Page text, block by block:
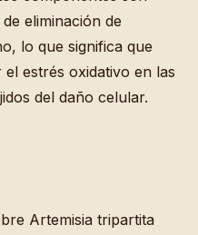
eliminación de
lo que significa que
estrés oxidativo en las
del daño celular.
Artemisia tripartita